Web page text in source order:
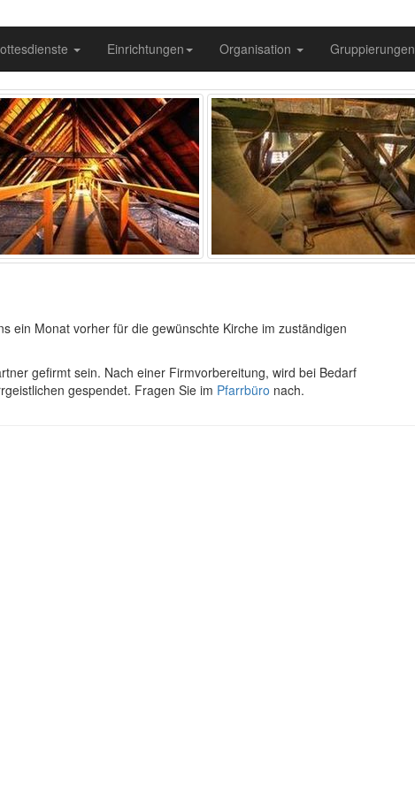
Einrichtungen Organisation Gruppierungen
ein Monat vorher für die gewünschte Kirche im zuständigen
gefirmt sein. Nach einer Firmvorbereitung, wird bei Bedarf
gespendet. Fragen Sie im Pfarrbüro nach.